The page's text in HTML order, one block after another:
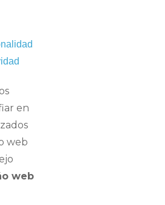
en
web
web